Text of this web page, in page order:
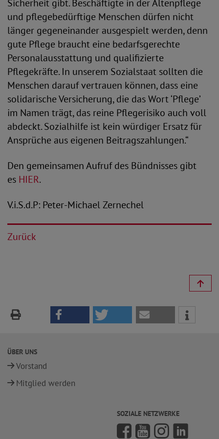
Sicherheit gibt. Beschäftigte in der Altenpflege
und pflegebedürftige Menschen dürfen nicht
länger gegeneinander ausgespielt werden, denn
gute Pflege braucht eine bedarfsgerechte
Personalausstattung und qualifizierte
Pflegekräfte. In unserem Sozialstaat sollten die
Menschen darauf vertrauen können, dass eine
solidarische Versicherung, die das Wort ‘Pflege’
im Namen trägt, das reine Pflegerisiko auch voll
abdeckt. Sozialhilfe ist kein würdiger Ersatz für
Ansprüche aus eigenen Beitragszahlungen.“
Den gemeinsamen Aufruf des Bündnisses gibt
es HIER.
V.i.S.d.P: Peter-Michael Zernechel
Zurück
ÜBER UNS
Vorstand
Mitglied werden
SOZIALE NETZWERKE